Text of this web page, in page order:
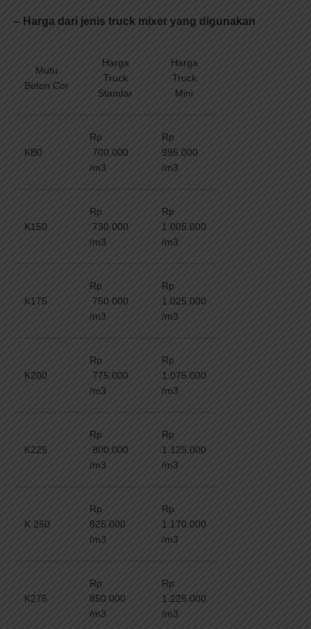
– Harga dari jenis truck mixer yang digunakan
Mutu
Beton Cor
Harga
Truck
Standar
Harga
Truck
Mini
KB0
Rp
700.000
/m3
Rp
995.000
/m3
K150
Rp
730.000
/m3
Rp
1.005.000
/m3
K175
Rp
750.000
/m3
Rp
1.025.000
/m3
K200
Rp
775.000
/m3
Rp
1.075.000
/m3
K225
Rp
800.000
/m3
Rp
1.125.000
/m3
K 250
Rp
825.000
/m3
Rp
1.170.000
/m3
K275
Rp
850.000
/m3
Rp
1.225.000
/m3